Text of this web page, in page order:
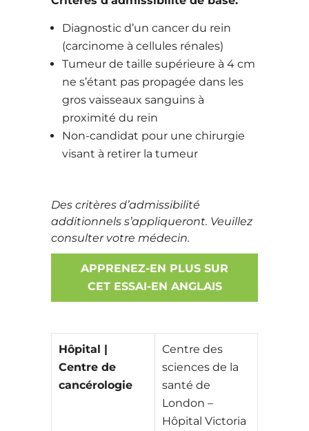
Diagnostic d’un cancer du rein
(carcinome à cellules rénales)
Tumeur de taille supérieure à 4 cm
ne s’étant pas propagée dans les
gros vaisseaux sanguins à
proximité du rein
Non-candidat pour une chirurgie
visant à retirer la tumeur
Des critères d’admissibilité
additionnels s’appliqueront. Veuillez
consulter votre médecin.
APPRENEZ-EN PLUS SUR
CET ESSAI-EN ANGLAIS
Hôpital |
Centre de
cancérologie
Centre des
sciences de la
santé de
London –
Hôpital Victoria